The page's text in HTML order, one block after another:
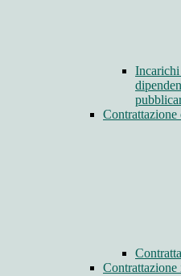
Contrattazione
Contrattazione